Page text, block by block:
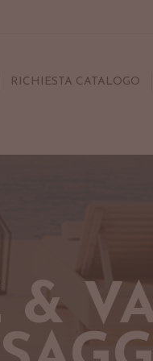
RICHIESTA CATALOGO